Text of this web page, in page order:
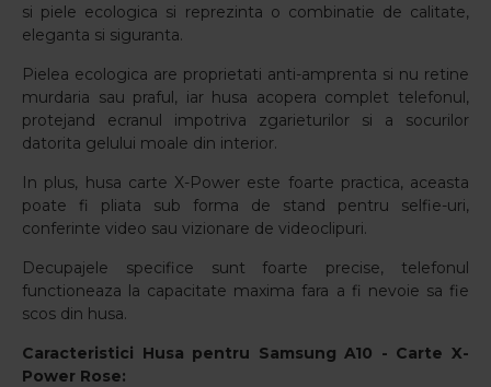
si piele ecologica si reprezinta o combinatie de calitate,
eleganta si siguranta.
Pielea ecologica are proprietati anti-amprenta si nu retine
murdaria sau praful, iar husa acopera complet telefonul,
protejand ecranul impotriva zgarieturilor si a socurilor
datorita gelului moale din interior.
In plus, husa carte X-Power este foarte practica, aceasta
poate fi pliata sub forma de stand pentru selfie-uri,
conferinte video sau vizionare de videoclipuri.
Decupajele specifice sunt foarte precise, telefonul
functioneaza la capacitate maxima fara a fi nevoie sa fie
scos din husa.
Caracteristici Husa pentru Samsung A10 - Carte X-
Power Rose: